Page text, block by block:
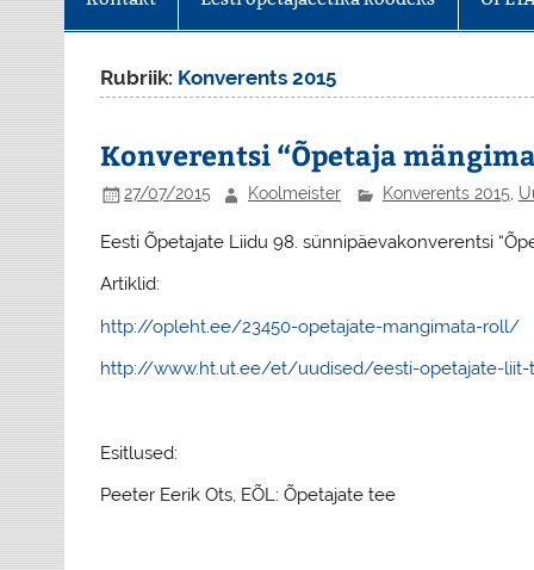
Rubriik: Konverents 2015
Konverentsi “Õpetaja
27/07/2015 Koolmeister Konverents 2015
Eesti Õpetajate Liidu 98. sünnipäevakonverentsi
Artiklid:
http://opleht.ee/23450-opetajate-mangimata-roll/
http://www.ht.ut.ee/et/uudised/eesti-opetajate-liit-
Esitlused:
Peeter Eerik Ots, EÕL: Õpetajate tee